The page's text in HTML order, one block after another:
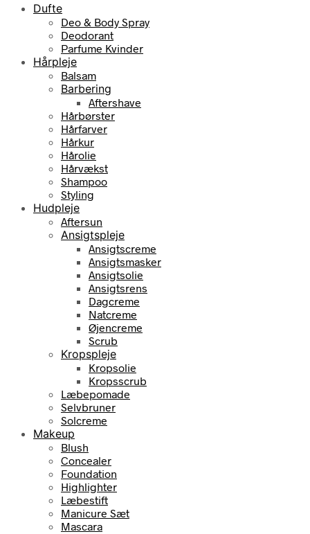
Dufte
Deo & Body Spray
Deodorant
Parfume Kvinder
Hårpleje
Balsam
Barbering
Aftershave
Hårbørster
Hårfarver
Hårkur
Hårolie
Hårvækst
Shampoo
Styling
Hudpleje
Aftersun
Ansigtspleje
Ansigtscreme
Ansigtsmasker
Ansigtsolie
Ansigtsrens
Dagcreme
Natcreme
Øjencreme
Scrub
Kropspleje
Kropsolie
Kropsscrub
Læbepomade
Selvbruner
Solcreme
Makeup
Blush
Concealer
Foundation
Highlighter
Læbestift
Manicure Sæt
Mascara